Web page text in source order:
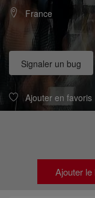
France
Signaler un bug
Ajouter en favoris
Ajouter